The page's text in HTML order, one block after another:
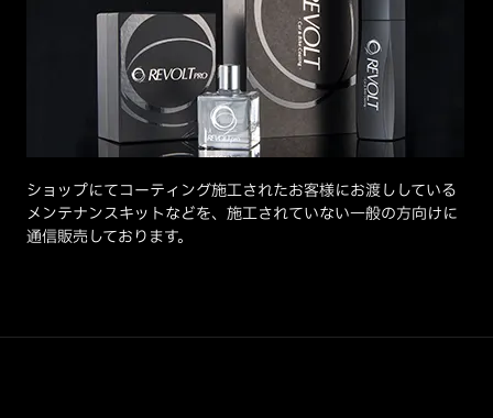
ショップにてコーティング施工されたお客様にお渡ししている
メンテナンスキットなどを、施工されていない一般の方向けに
通信販売しております。